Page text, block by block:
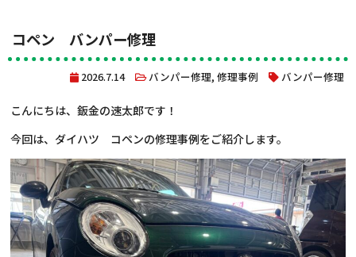
コペン バンパー修理
2026.7.14 バンパー修理,修理事例 バンパー修理
こんにちは、鈑金の速太郎です！
今回は、ダイハツ コペンの修理事例をご紹介します。